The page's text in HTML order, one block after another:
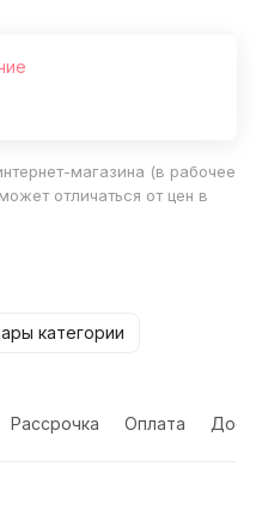
магазина (в рабочее
отличаться от цен в
категории
Рассрочка Оплата